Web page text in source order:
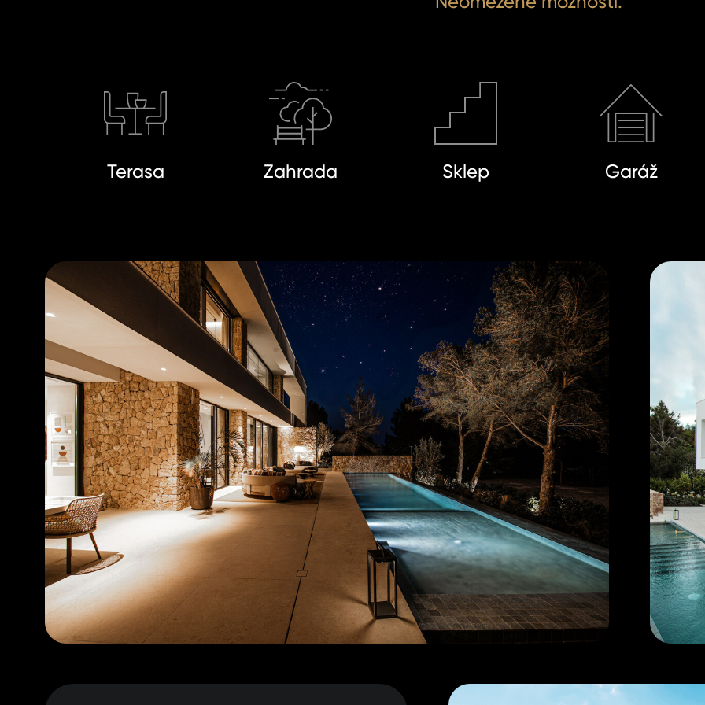
Terasa Zahrada Sklep Garáž